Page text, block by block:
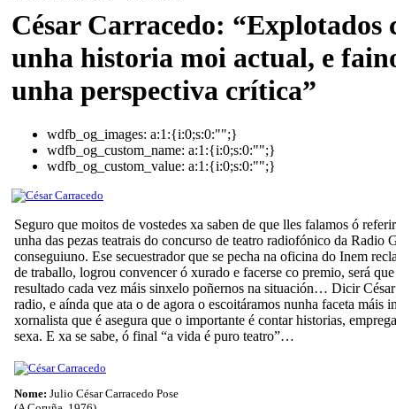
César Carracedo: “Explotados
unha historia moi actual, e
unha perspectiva crítica”
wdfb_og_images: a:1:{i:0;s:0:"";}
wdfb_og_custom_name: a:1:{i:0;s:0:"";}
wdfb_og_custom_value: a:1:{i:0;s:0:"";}
Seguro que moitos de vostedes xa saben de que lles falamos ó
unha das pezas teatrais do concurso de teatro radiofónico da Radio
conseguiuno. Ese secuestrador que se pecha na oficina do Inem
de traballo, logrou convencer ó xurado e facerse co premio, será
resultado cada vez máis sinxelo poñernos na situación… Dicir
radio, e aínda que ata o de agora o escoitáramos nunha faceta máis
xornalista que é asegura que o importante é contar historias,
sexa. E xa se sabe, ó final “a vida é puro teatro”…
Nome: Julio César Carracedo Pose